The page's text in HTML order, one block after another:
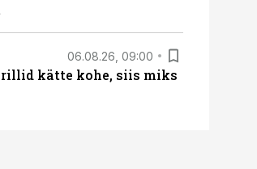
06.08.26, 09:00
kätte kohe, siis miks